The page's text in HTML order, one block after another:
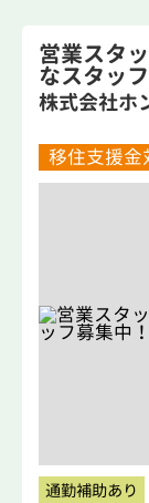
営業スタ
なスタッ
株式会社ホ
移住支援金
通勤補助あり